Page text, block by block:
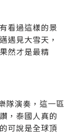
看過這樣的景
遇見大雪天，
然才是最精
隊演奏，這一區
，泰國人真的
可說是全球頂